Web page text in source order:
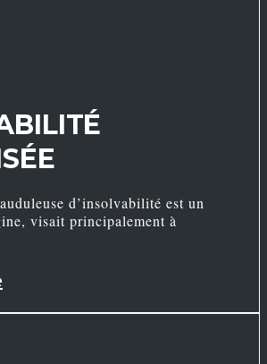
d’insolvabilité est un
visait principalement à